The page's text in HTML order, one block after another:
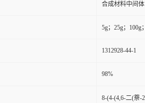
合成材料中间体
5g；25g；100g
1312928-44-1
98%
8-(4-(4,6-二(萘-